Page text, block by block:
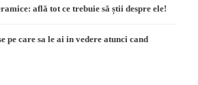
află tot ce trebuie să știi despre ele!
pe care sa le ai in vedere atunci cand